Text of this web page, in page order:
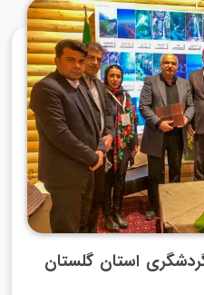
استان گلستان